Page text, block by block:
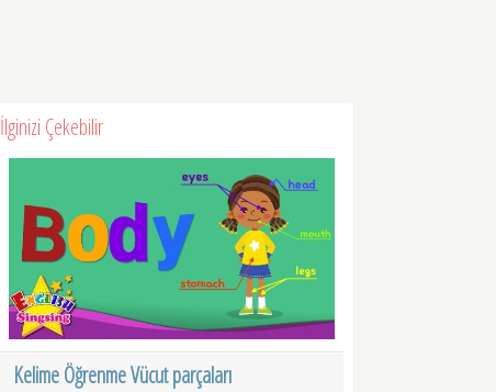
İlginizi Çekebilir
Kelime Öğrenme Vücut parçaları